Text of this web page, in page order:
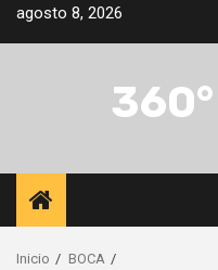
Saltar
agosto 8, 2026
Inicio
BOCA